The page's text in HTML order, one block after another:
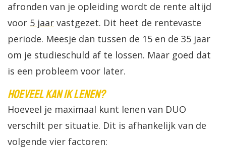
afronden van je opleiding wordt de rente altijd
voor 5 jaar vastgezet. Dit heet de rentevaste
periode. Meesje dan tussen de 15 en de 35 jaar
om je studieschuld af te lossen. Maar goed dat
is een probleem voor later.
Hoeveel kan ik lenen?
Hoeveel je maximaal kunt lenen van DUO
verschilt per situatie. Dit is afhankelijk van de
volgende vier factoren: